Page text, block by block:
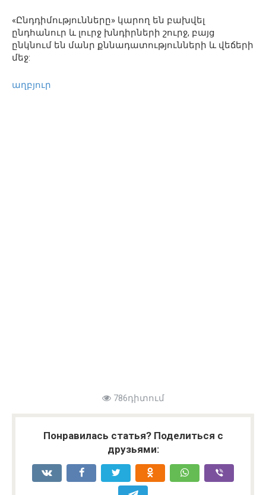
«Ընդդիմությունները» կարող են բախվել
ընդհանուր և լուրջ խնդիրների շուրջ, բայց
ընկնում են մանր քննադատությունների և վեճերի
մեջ:
աղբյուր
786դիտում
Понравилась статья? Поделиться с
друзьями: